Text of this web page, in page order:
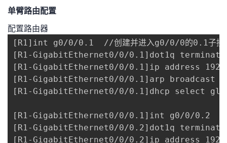
单臂路由配置
配置路由器
[R1]int g0/0/0.1  //创建并进入g0/0/0的0.1子接
[R1-GigabitEthernet0/0/0.1]dot1q
[R1-GigabitEthernet0/0/0.1]ip address
[R1-GigabitEthernet0/0/0.1]arp broadcast
[R1-GigabitEthernet0/0/0.1]dhcp select
[R1-GigabitEthernet0/0/0.1]int g0/0/0.2
[R1-GigabitEthernet0/0/0.2]dot1q
[R1-GigabitEthernet0/0/0.2]ip address